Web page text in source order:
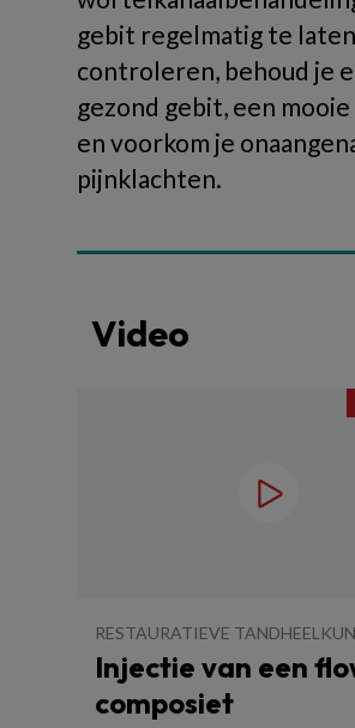
gebit regelmatig te laten
controleren, behoud je
gezond gebit, een
en voorkom je
pijnklachten.
Video
RESTAURATIEVE
Injectie van een
composiet